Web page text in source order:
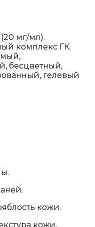
мг/мл).
комплекс ГК.
бесцветный,
гелевый
кожи.
кожи.